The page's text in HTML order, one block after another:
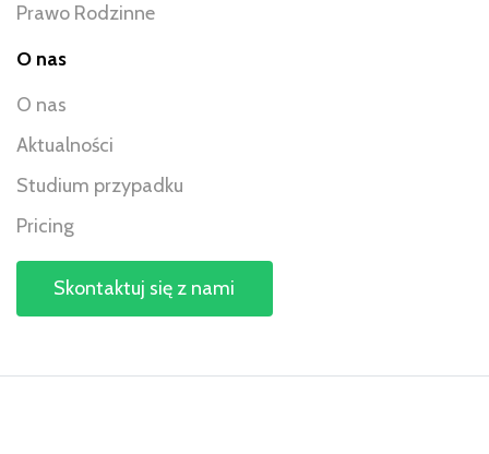
Prawo Rodzinne
O nas
O nas
Aktualności
Studium przypadku
Pricing
Skontaktuj się z nami